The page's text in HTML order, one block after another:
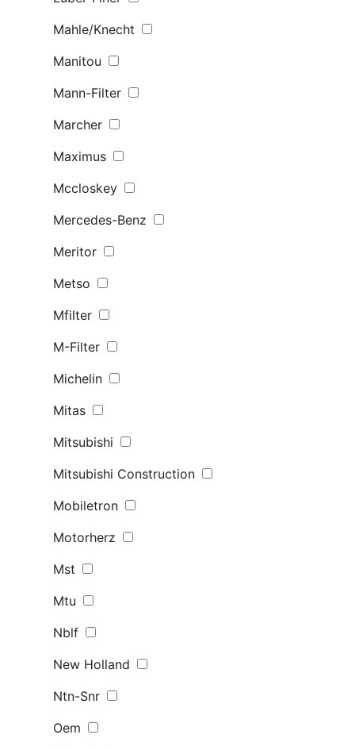
Mahle/Knecht
Manitou
Mann-Filter
Marcher
Maximus
Mccloskey
Mercedes-Benz
Meritor
Metso
Mfilter
M-Filter
Michelin
Mitas
Mitsubishi
Mitsubishi Construction
Mobiletron
Motorherz
Mst
Mtu
Nblf
New Holland
Ntn-Snr
Oem